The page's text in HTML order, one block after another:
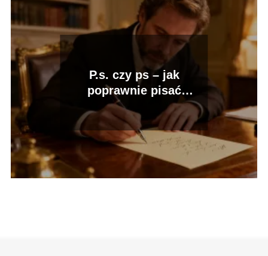
P.s. czy ps – jak
poprawnie pisać
postscriptum?